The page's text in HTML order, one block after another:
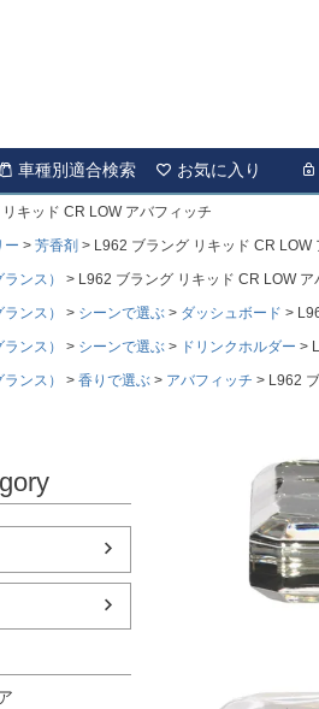
車種別適合検索 お気に入り
キッド CR LOW アバフィッチ
ー 芳香剤
L962 ブラング リキッド CR LOW
ンス）
L962 ブラング リキッド CR LOW ア
ンス） シーンで選ぶ ダッシュボード
ンス） シーンで選ぶ ドリンクホルダー
ンス） 香りで選ぶ アバフィッチ L962